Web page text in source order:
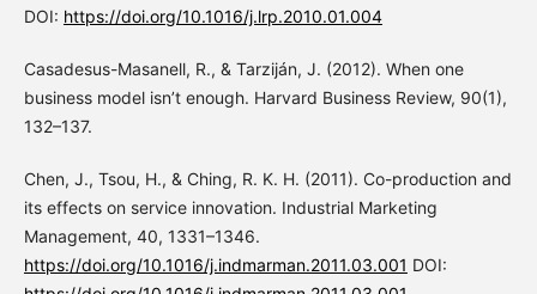
DOI: https://doi.org/10.1016/j.lrp.2010.01.004
Casadesus-Masanell, R., & Tarziján, J. (2012). When one
business model isn’t enough. Harvard Business Review, 90(1),
132–137.
Chen, J., Tsou, H., & Ching, R. K. H. (2011). Co-production and
its effects on service innovation. Industrial Marketing
Management, 40, 1331–1346.
https://doi.org/10.1016/j.indmarman.2011.03.001 DOI: